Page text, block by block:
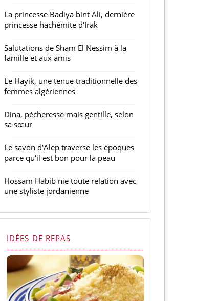
La princesse Badiya bint Ali, dernière
princesse hachémite d'Irak
Salutations de Sham El Nessim à la
famille et aux amis
Le Hayik, une tenue traditionnelle des
femmes algériennes
Dina, pécheresse mais gentille, selon
sa sœur
Le savon d'Alep traverse les époques
parce qu'il est bon pour la peau
Hossam Habib nie toute relation avec
une styliste jordanienne
IDÉES DE REPAS